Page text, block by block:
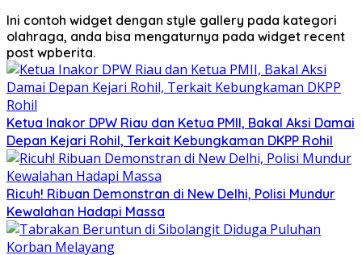
Ini contoh widget dengan style gallery pada kategori
olahraga, anda bisa mengaturnya pada widget recent
post wpberita.
Ketua Inakor DPW Riau dan Ketua PMII, Bakal Aksi Damai
Depan Kejari Rohil, Terkait Kebungkaman DKPP Rohil
Ricuh! Ribuan Demonstran di New Delhi, Polisi Mundur
Kewalahan Hadapi Massa